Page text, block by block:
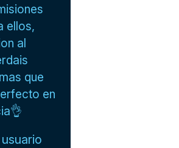
ellos,
al
que
en